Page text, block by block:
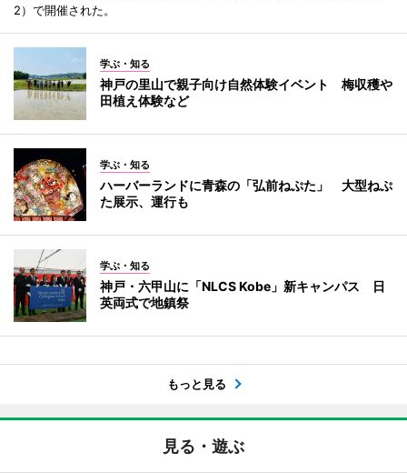
2）で開催された。
学ぶ・知る
神戸の里山で親子向け自然体験イベント 梅収穫や
田植え体験など
学ぶ・知る
ハーバーランドに青森の「弘前ねぷた」 大型ねぷ
た展示、運行も
学ぶ・知る
神戸・六甲山に「NLCS Kobe」新キャンパス 日
英両式で地鎮祭
もっと見る
見る・遊ぶ